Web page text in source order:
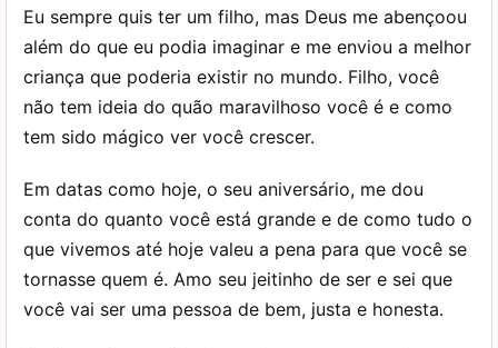
Eu sempre quis ter um filho, mas Deus me abençoou
além do que eu podia imaginar e me enviou a melhor
criança que poderia existir no mundo. Filho, você
não tem ideia do quão maravilhoso você é e como
tem sido mágico ver você crescer.
Em datas como hoje, o seu aniversário, me dou
conta do quanto você está grande e de como tudo o
que vivemos até hoje valeu a pena para que você se
tornasse quem é. Amo seu jeitinho de ser e sei que
você vai ser uma pessoa de bem, justa e honesta.